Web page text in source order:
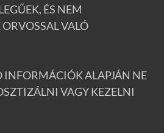
ÉS NEM
VALÓ
INFORMÁCIÓK ALAPJÁN NE
VAGY KEZELNI